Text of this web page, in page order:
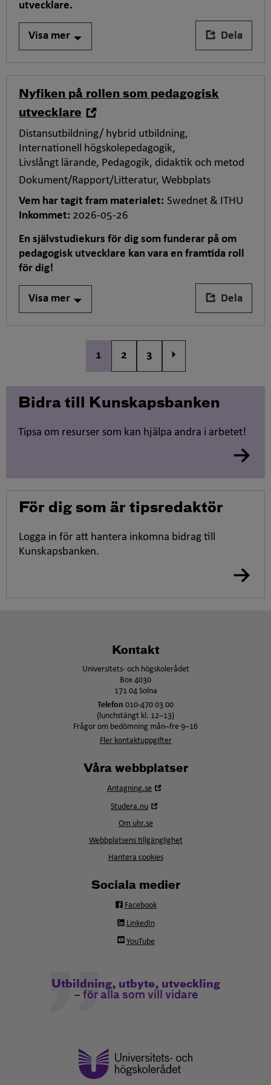
v
p
s
e
t
Dela
o
r
a
r
e
b
k
r
i
v
n
i
g
a
v
p
s
utvecklare.
Visa mer
Nyfiken på rollen som pedagogisk
utvecklare
i
ny
flik
Taggar
för
tipset,
Distansutbildning/ hybrid utbildning
Internationell högskolepedagogik
Livslångt lärande Pedagogik, didaktik och metod
Dokument/Rapport/Litteratur Webbplats
Dela
Vem har tagit fram materialet: Swednet & ITHU
Inkommet: 2026-05-26
K
o
r
t
r
e
k
r
v
a
v
i
p
t
En självstudiekurs för dig som funderar på om
pedagogisk utvecklare kan vara en framtida roll
för dig!
Visa mer
1 2 3
Bidra till Kunskapsbanken
Tipsa om resurser som kan hjälpa andra i arbetet!
För dig som är tipsredaktör
Logga in för att hantera inkomna bidrag till
Kunskapsbanken.
Kontakt
Universitets- och högskolerådet
Box 4030
171 04 Solna
Telefon 010-470 03 00
(lunchstängt kl. 12–13)
Frågor om bedömning mån–fre 9–16
Fler kontaktuppgifter
Våra webbplatser
Antagning.se
Studera.nu
fönster
Om uhr.se
Webbplatsens tillgänglighet
Hantera cookies
Sociala medier
Facebook
LinkedIn
YouTube
Utbildning, utbyte, utveckling
– för alla som vill vidare